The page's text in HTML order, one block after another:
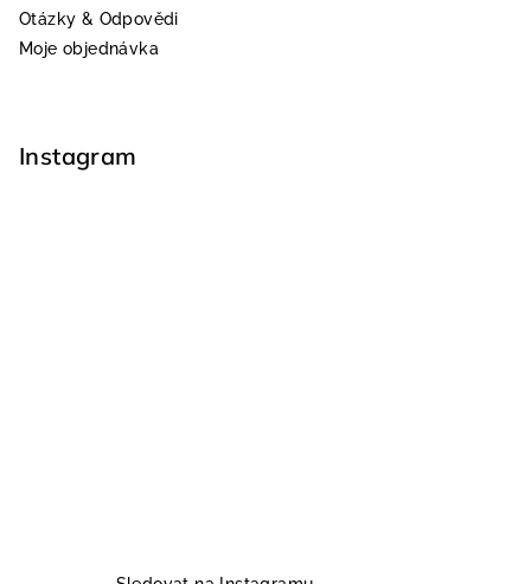
Otázky & Odpovědi
Moje objednávka
Instagram